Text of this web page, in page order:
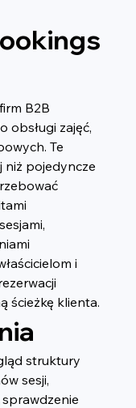
B2B
obsługi zajęć,
Te
niż pojedyncze
i
ścieżkę klienta.
struktury
sesji,